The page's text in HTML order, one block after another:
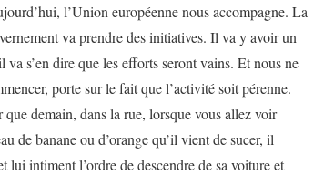
l’Union européenne nous accompagne. La
va prendre des initiatives. Il va y avoir un
s’en dire que les efforts seront vains. Et nous ne
porte sur le fait que l’activité soit pérenne.
demain, dans la rue, lorsque vous allez voir
de banane ou d’orange qu’il vient de sucer, il
intiment l’ordre de descendre de sa voiture et